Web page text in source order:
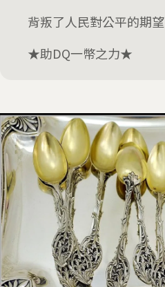
背叛了人民對公平的期望
★助DQ一幣之力★